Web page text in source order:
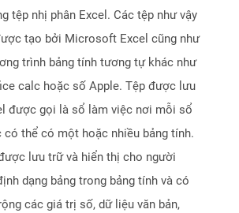
tệp nhị phân Excel. Các tệp như vậy
tạo bởi Microsoft Excel cũng như
trình bảng tính tương tự khác như
calc hoặc số Apple. Tệp được lưu
được gọi là sổ làm việc nơi mỗi sổ
có thể có một hoặc nhiều bảng tính.
lưu trữ và hiển thị cho người
dạng bảng trong bảng tính và có
các giá trị số, dữ liệu văn bản,